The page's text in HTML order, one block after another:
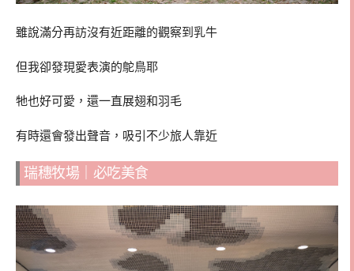
雖說滿分再訪沒有近距離的觀察到乳牛
但我卻發現愛表演的鴕鳥耶
牠也好可愛，還一直展翅和羽毛
有時還會發出聲音，吸引不少旅人靠近
瑞穗牧場｜必吃美食